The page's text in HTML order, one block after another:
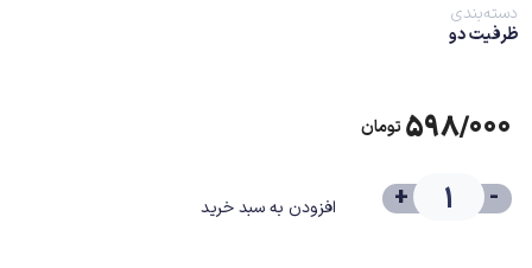
دسته‌بندی
ظرفیت دو
۵۹۸/۰۰۰ تومان
-
+ افزودن به سبد خرید